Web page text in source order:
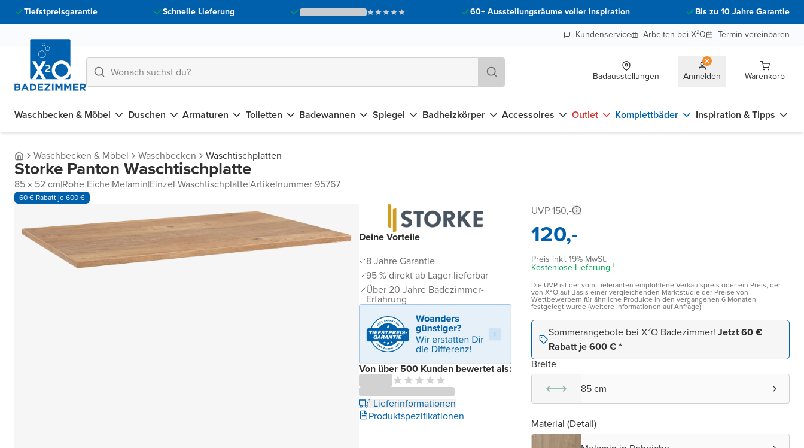
Tiefstpreisgarantie Schnelle Lieferung 60+ Ausstellungsräume voller Inspiration
Bis zu 10 Jahre Garantie
Kundenservice
Arbeiten bei X²O Termin vereinbaren
Badausstellungen Anmelden Warenkorb
Waschbecken & Möbel Duschen Armaturen Toiletten Badewannen Spiegel Badheizkörper Accessoires Outlet Komplettbäder Inspiration & Tipps
Waschbecken & Möbel Waschbecken Waschtischplatten
Storke Panton Waschtischplatte
85 x 52 cm|Rohe Eiche|Melamin|Einzel Waschtischplatte|Artikelnummer 95767
60 € Rabatt je 600 €
Deine Vorteile
8 Jahre Garantie
95 % direkt ab Lager lieferbar
Über 20 Jahre Badezimmer-
Erfahrung
Von über 500 Kunden bewertet als:
¹ Lieferinformationen
Produktspezifikationen
UVP 150,-
120,-
Preis inkl. 19% MwSt.
Kostenlose Lieferung ¹
Die UVP ist der vom Lieferanten empfohlene Verkaufspreis oder ein Preis, der
von X²O auf Basis einer vergleichenden Marktstudie der Preise von
Wettbewerbern für ähnliche Produkte in den vergangenen 6 Monaten
festgelegt wurde (weitere Informationen auf Anfrage)
Sommerangebote bei X²O Badezimmer! Jetzt 60 €
Rabatt je 600 € *
Breite
85 cm
Material (Detail)